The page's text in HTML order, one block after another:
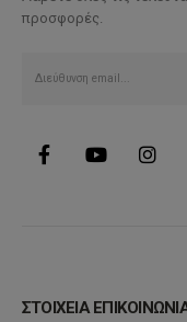
προσφορές.
ΣΤΟΙΧΕΙΑ